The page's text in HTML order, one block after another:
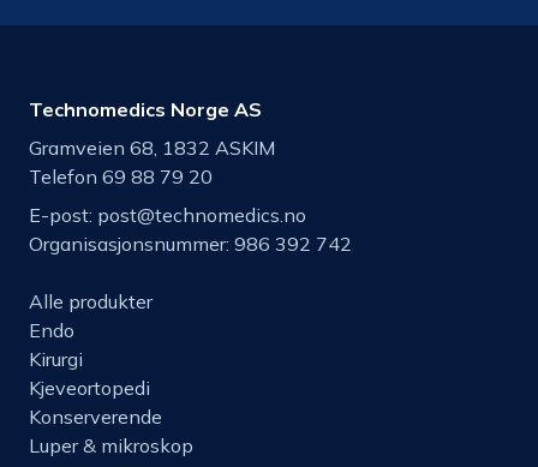
Technomedics Norge AS
Gramveien 68, 1832 ASKIM
Telefon 69 88 79 20
E-post: post@technomedics.no
Organisasjonsnummer: 986 392 742
Alle produkter
Endo
Kirurgi
Kjeveortopedi
Konserverende
Luper & mikroskop